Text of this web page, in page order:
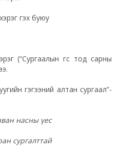
гэх буюу
(“Сургаалын үгс тод сарны
гэгээний алтан сургаал”-
насны үес
сургалттай